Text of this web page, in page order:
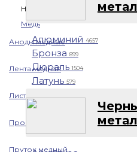
Назад
Медь
Аноды медные
Лента медная
Лист/Плита медная
Проволока медная
Пруток медный
Алюминий 4657
Бронза 899
Дюраль1504
Латунь 579